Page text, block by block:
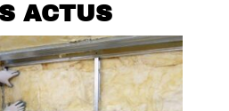
ACTUS